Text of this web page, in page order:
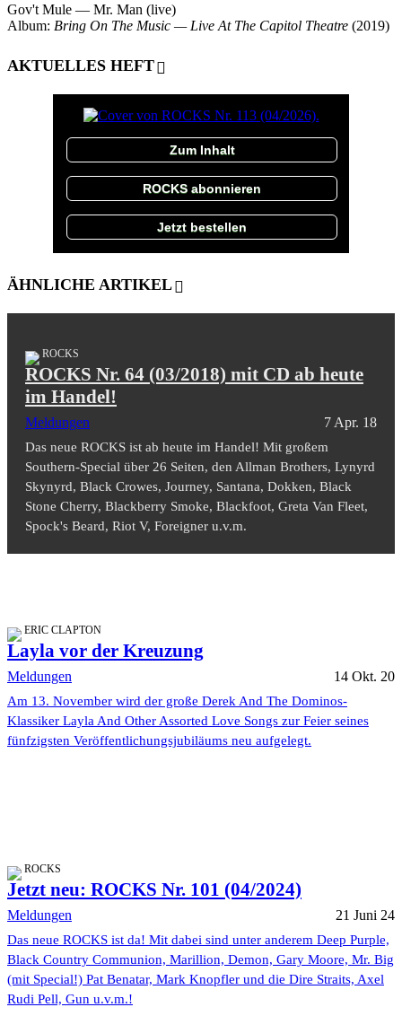
Gov't Mule — Mr. Man (live)
Album: Bring On The Music — Live At The Capitol Theatre (2019)
AKTUELLES HEFT
Zum Inhalt
ROCKS abonnieren
Jetzt bestellen
ÄHNLICHE ARTIKEL
ROCKS
ROCKS Nr. 64 (03/2018) mit CD ab heute
im Handel!
Meldungen 7 Apr. 18
Das neue ROCKS ist ab heute im Handel! Mit großem
Southern-Special über 26 Seiten, den Allman Brothers, Lynyrd
Skynyrd, Black Crowes, Journey, Santana, Dokken, Black
Stone Cherry, Blackberry Smoke, Blackfoot, Greta Van Fleet,
Spock's Beard, Riot V, Foreigner u.v.m.
ERIC CLAPTON
Layla vor der Kreuzung
Meldungen 14 Okt. 20
Am 13. November wird der große Derek And The Dominos-
Klassiker Layla And Other Assorted Love Songs zur Feier seines
fünfzigsten Veröffentlichungsjubiläums neu aufgelegt.
ROCKS
Jetzt neu: ROCKS Nr. 101 (04/2024)
Meldungen 21 Juni 24
Das neue ROCKS ist da! Mit dabei sind unter anderem Deep Purple,
Black Country Communion, Marillion, Demon, Gary Moore, Mr. Big
(mit Special!) Pat Benatar, Mark Knopfler und die Dire Straits, Axel
Rudi Pell, Gun u.v.m.!